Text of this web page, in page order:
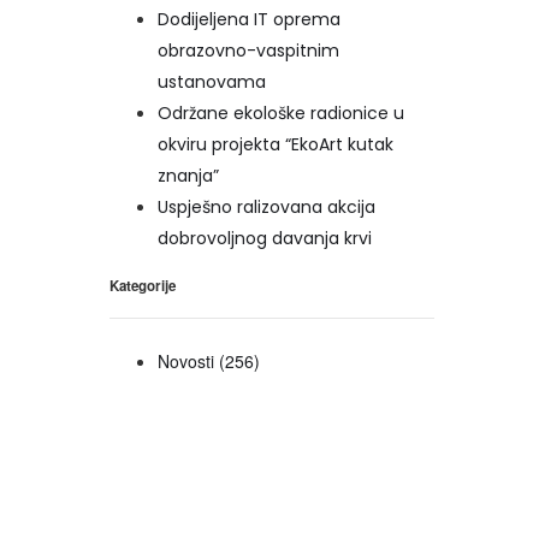
Dodijeljena IT oprema
obrazovno-vaspitnim
ustanovama
Održane ekološke radionice u
okviru projekta “EkoArt kutak
znanja”
Uspješno ralizovana akcija
dobrovoljnog davanja krvi
Kategorije
Novosti (256)